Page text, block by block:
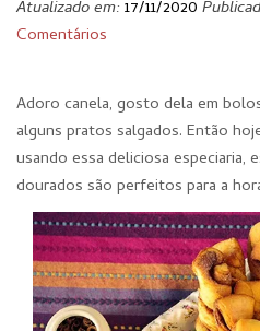
Atualizado em:17/11/2020
Comentários
Adoro canela, gosto dela em
alguns pratos salgados. Então
usando essa deliciosa especiaria,
dourados são perfeitos para a